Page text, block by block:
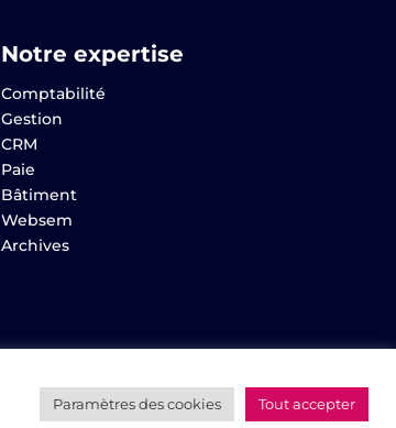
Notre expertise
Comptabilité
Gestion
CRM
Paie
Bâtiment
Websem
Archives
RéalisationAltaïsWeb
Paramètres des cookies Tout accepter